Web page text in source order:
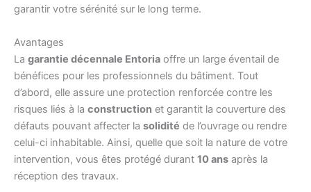
garantir votre sérénité sur le long terme.
Avantages
La garantie décennale Entoria offre un large éventail de
bénéfices pour les professionnels du bâtiment. Tout
d’abord, elle assure une protection renforcée contre les
risques liés à la construction et garantit la couverture des
défauts pouvant affecter la solidité de l’ouvrage ou rendre
celui-ci inhabitable. Ainsi, quelle que soit la nature de votre
intervention, vous êtes protégé durant 10 ans après la
réception des travaux.